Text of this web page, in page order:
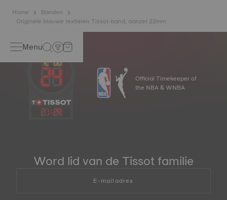
Home
Banden
Originele blauwe textielen Tissot-band, aanzet 22mm
Menu
21:29
Official Timekeeper of
the NBA & WNBA
Word lid van de Tissot familie
E-mailadres